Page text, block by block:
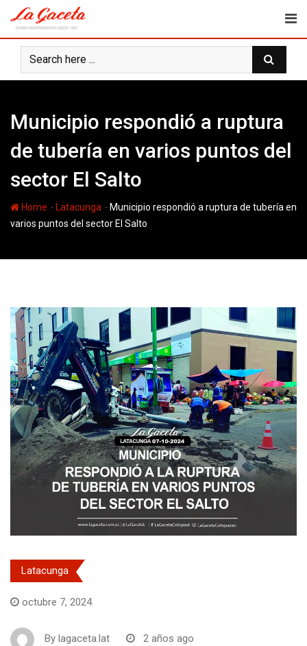
content
Municipio respondió a ruptura
de tubería en varios puntos del
sector El Salto
Home - Latacunga - Municipio respondió a ruptura de tubería en
varios puntos del sector El Salto
Latacunga
octubre 7, 2024
By lagaceta.lat 2 años ago